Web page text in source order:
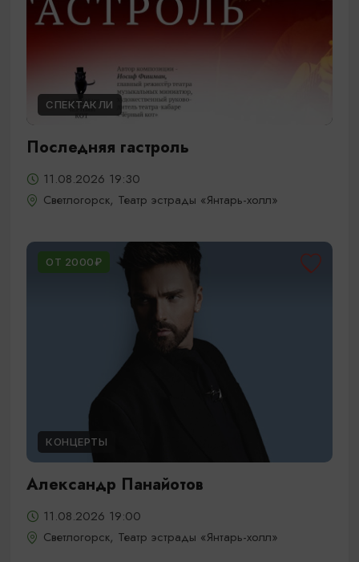
СПЕКТАКЛИ
Последняя гастроль
11.08.2026 19:30
Светлогорск, Театр эстрады «Янтарь-холл»
ОТ 2000₽
КОНЦЕРТЫ
Александр Панайотов
11.08.2026 19:00
Светлогорск, Театр эстрады «Янтарь-холл»